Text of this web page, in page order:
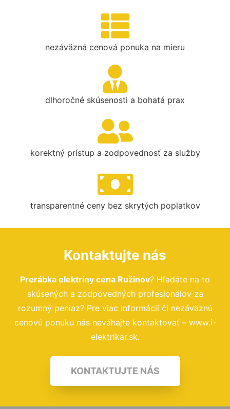
nezáväzná cenová ponuka na mieru
dlhoročné skúsenosti a bohatá prax
korektný prístup a zodpovednosť za služby
transparentné ceny bez skrytých poplatkov
Kontaktujte nás
Prerábka elektriny cena Ružinov? Hľadáte na to
skúsených a zodpovedných profesionálov za
rozumný peniaz? Pre viac informácií či nezáväznú
cenovú ponuku nás neváhajte kontaktovať – www.i-
elektrikar.sk.
KONTAKTUJTE NÁS